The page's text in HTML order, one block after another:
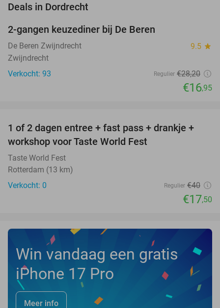
Deals in Dordrecht
2-gangen keuzediner bij De Beren
De Beren Zwijndrecht 9.5 star
Zwijndrecht
Verkocht: 93
Regulier €28,20
€16,95
56%
TODAY
1 of 2 dagen entree + fast pass + drankje +
workshop voor Taste World Fest
Taste World Fest
Rotterdam (13 km)
Verkocht: 0
Regulier €40
€17,50
Win vandaag een gratis
iPhone 17 Pro
Meer info